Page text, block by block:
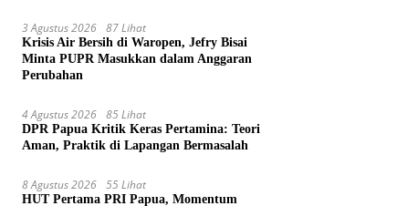
3 Agustus 2026 87 Lihat
Krisis Air Bersih di Waropen, Jefry Bisai
Minta PUPR Masukkan dalam Anggaran
Perubahan
4 Agustus 2026 85 Lihat
DPR Papua Kritik Keras Pertamina: Teori
Aman, Praktik di Lapangan Bermasalah
8 Agustus 2026 55 Lihat
HUT Pertama PRI Papua, Momentum